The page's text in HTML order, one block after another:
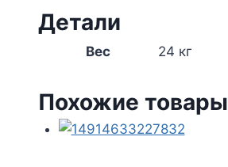
Детали
Вес 24 кг
Похожие товары